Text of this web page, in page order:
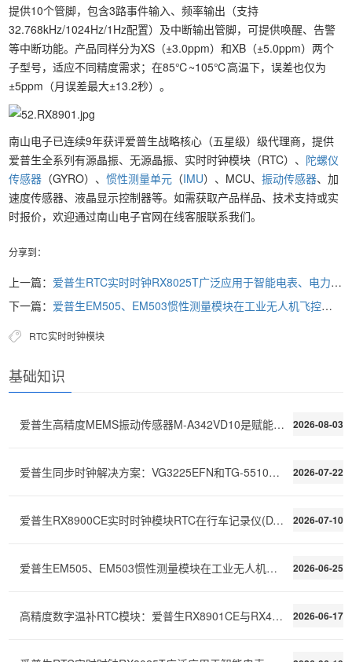
提供10个管脚，包含3路事件输入、频率输出（支持
32.768kHz/1024Hz/1Hz配置）及中断输出管脚，可提供唤醒、告警
等中断功能。产品同样分为XS（±3.0ppm）和XB（±5.0ppm）两个
子型号，适应不同精度需求；在85℃~105℃高温下，误差也仅为
±5ppm（月误差最大±13.2秒）。
南山电子已连续9年获评爱普生战略核心（五星级）级代理商，提供
爱普生全系列有源晶振、无源晶振、实时时钟模块（RTC）、 陀螺仪
传感器 （GYRO）、惯性测量单元 （IMU）、MCU、振动传感器、加
速度传感器、液晶显示控制器等。如需获取产品样品、技术支持或实
时报价，欢迎通过南山电子官网在线客服联系我们。
分享到：
上一篇： 爱普生RTC实时时钟RX8025T广泛应用于智能电表、电力采集器、集中器等电力终端设备
下一篇： 爱普生EM505、EM503惯性测量模块在工业无人机飞控上的应用解决方案
RTC实时时钟模块
基础知识
2026-08-03
爱普生高精度MEMS振动传感器M-A342VD10是赋能机器健康
2026-07-22
爱普生同步时钟解决方案：VG3225EFN和TG-5510CA为嵌入式
2026-07-10
爱普生RX8900CE实时时钟模块RTC在行车记录仪(DVR)和事
2026-06-25
爱普生EM505、EM503惯性测量模块在工业无人机飞控上的
2026-06-17
高精度数字温补RTC模块：爱普生RX8901CE与RX4901CE产品